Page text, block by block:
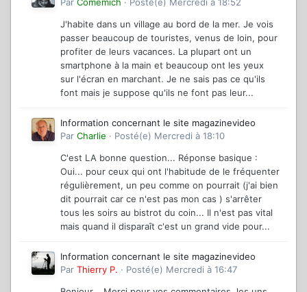
Par Comemich · Posté(e) Mercredi à 18:52
J'habite dans un village au bord de la mer. Je vois
passer beaucoup de touristes, venus de loin, pour
profiter de leurs vacances. La plupart ont un
smartphone à la main et beaucoup ont les yeux
sur l'écran en marchant. Je ne sais pas ce qu'ils
font mais je suppose qu'ils ne font pas leur...
Information concernant le site magazinevideo
Par Charlie · Posté(e) Mercredi à 18:10
C'est LA bonne question... Réponse basique :
Oui... pour ceux qui ont l'habitude de le fréquenter
régulièrement, un peu comme on pourrait (j'ai bien
dit pourrait car ce n'est pas mon cas ) s'arrêter
tous les soirs au bistrot du coin... Il n'est pas vital
mais quand il disparaît c'est un grand vide pour...
Information concernant le site magazinevideo
Par Thierry P. · Posté(e) Mercredi à 16:47